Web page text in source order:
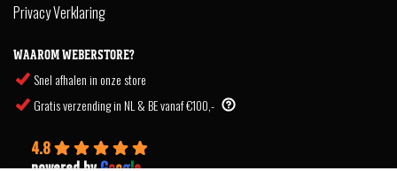
Privacy Verklaring
WAAROM WEBERSTORE?
Snel afhalen in onze store
Gratis verzending in NL & BE vanaf €100,-
4.8